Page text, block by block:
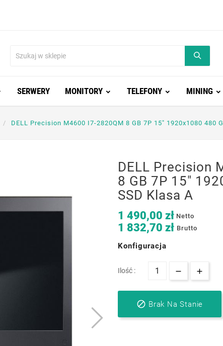
SERWERY MONITORY TELEFONY MINING
DELL Precision M4600 I7-2820QM 8 GB 7P 15" 1920x1080 480
DELL Precision
8 GB 7P 15"
SSD Klasa A
1 490,00 zł Netto
1 832,70 zł Brutto
Konfiguracja
Ilość :
 Brak Na Stanie